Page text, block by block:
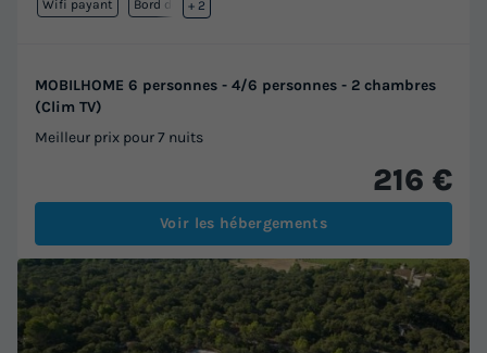
Wifi payant Bord de mer
+ 2
MOBILHOME 6 personnes - 4/6 personnes - 2 chambres
(Clim TV)
Meilleur prix pour 7 nuits
216 €
Voir les hébergements